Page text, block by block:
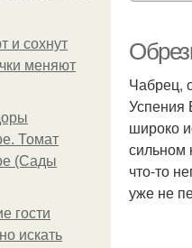
и сохнут
меняют
Томат
(Сады
гости
искать
Чабрец,
Успения
широко
сильном
что-то
уже не